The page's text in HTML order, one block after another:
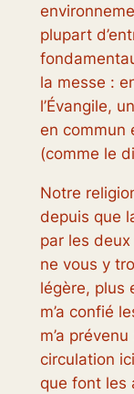
plupart
la messe :
l’Évangile,
en commun
(comme le
Notre
depuis que
par les
ne vous y
légère, plus
m’a confié
m’a
circulation
que font les